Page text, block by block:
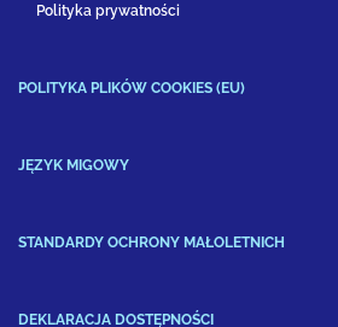
Polityka prywatności
POLITYKA PLIKÓW COOKIES (EU)
JĘZYK MIGOWY
STANDARDY OCHRONY MAŁOLETNICH
DEKLARACJA DOSTĘPNOŚCI